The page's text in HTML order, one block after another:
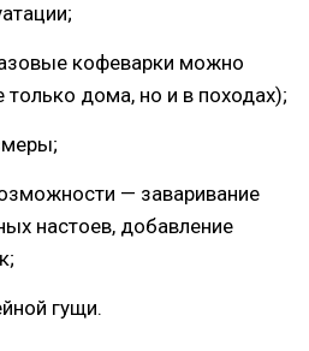
кофеварки можно
только дома, но и в походах);
— заваривание
настоев, добавление
гущи.